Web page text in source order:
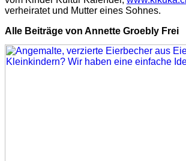
verheiratet und Mutter eines Sohnes.
Alle Beiträge von Annette Groebly Frei